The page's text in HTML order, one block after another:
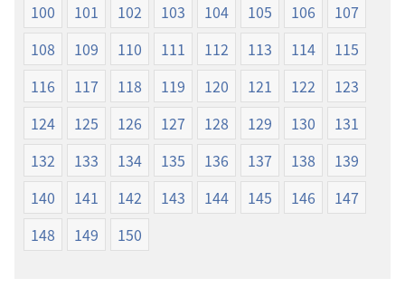
100
101 102 103 104 105 106
107
108
109 110 111 112 113 114
115
116
117 118 119 120 121 122
123
124
125 126 127 128 129 130
131
132
133 134 135 136 137 138
139
140
141 142 143 144 145 146
147
148
149 150